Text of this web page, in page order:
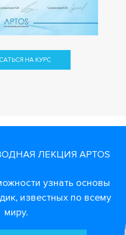
НА КУРС
ЛЕКЦИЯ APTOS
узнать основы
известных по всему
миру.